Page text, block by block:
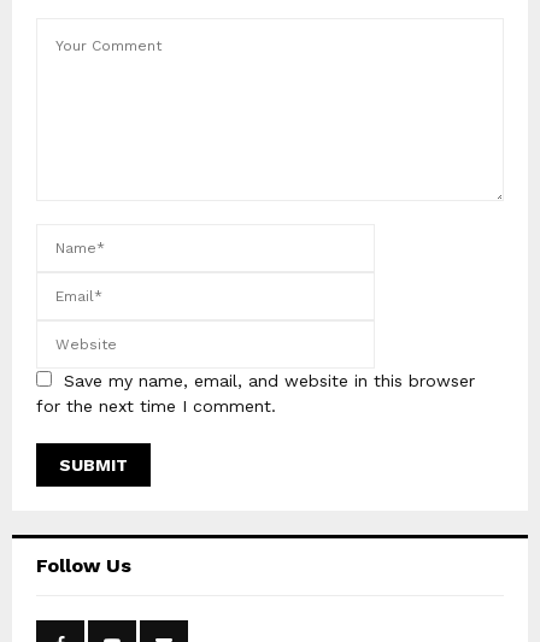
Save my name, email, and website in this browser
for the next time I comment.
Follow Us